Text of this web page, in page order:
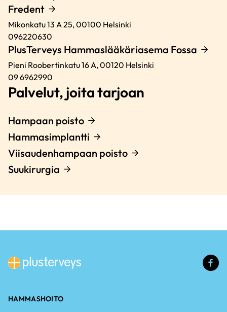
Fredent
Mikonkatu 13 A 25,00100 Helsinki
096220630
PlusTerveys Hammaslääkäriasema Fossa
Pieni Roobertinkatu 16 A,00120 Helsinki
09 6962990
Palvelut, joita tarjoan
Hampaan poisto
Hammasimplantti
Viisaudenhampaan poisto
Suukirurgia
HAMMASHOITO